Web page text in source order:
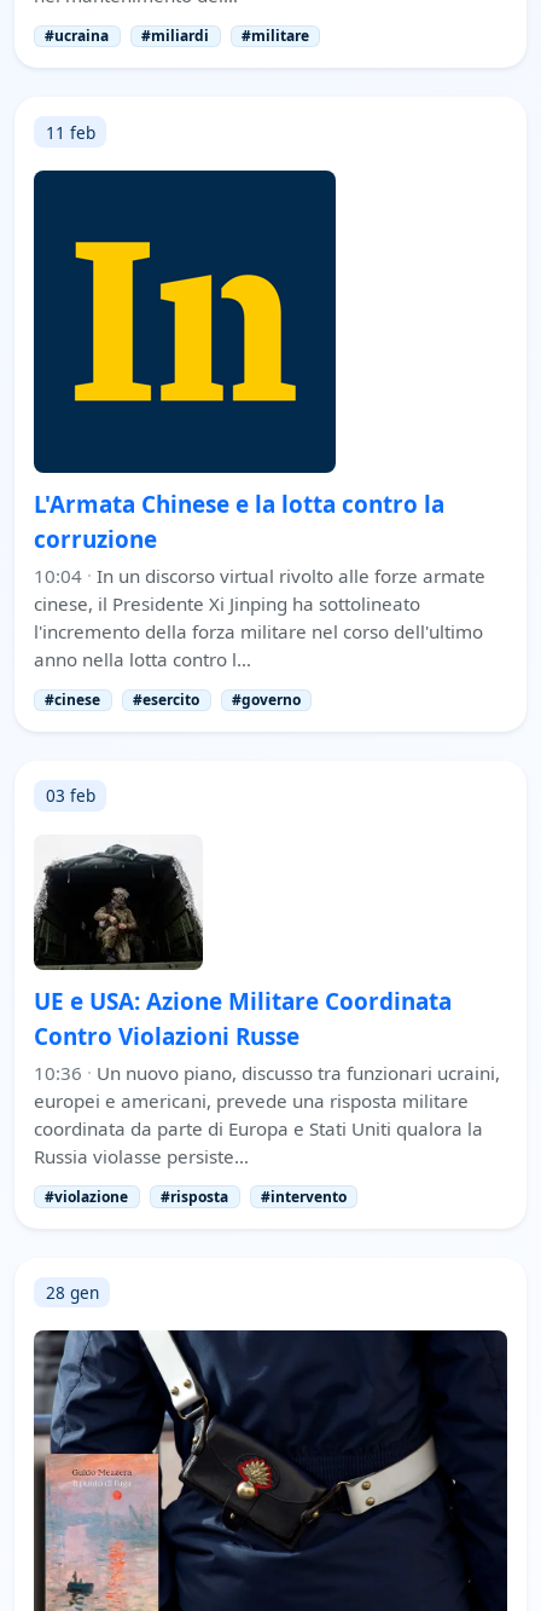
#ucraina #miliardi #militare
11 feb
L'Armata Chinese e la lotta contro la
corruzione
10:04 · In un discorso virtual rivolto alle forze armate
cinese, il Presidente Xi Jinping ha sottolineato
l'incremento della forza militare nel corso dell'ultimo
anno nella lotta contro l…
#cinese #esercito #governo
03 feb
UE e USA: Azione Militare Coordinata
Contro Violazioni Russe
10:36 · Un nuovo piano, discusso tra funzionari ucraini,
europei e americani, prevede una risposta militare
coordinata da parte di Europa e Stati Uniti qualora la
Russia violasse persiste…
#violazione #risposta #intervento
28 gen